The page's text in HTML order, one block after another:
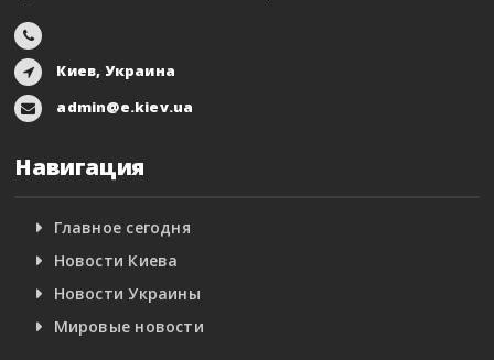
Киев, Украина
admin@e.kiev.ua
Навигация
Главное сегодня
Новости Киева
Новости Украины
Мировые новости